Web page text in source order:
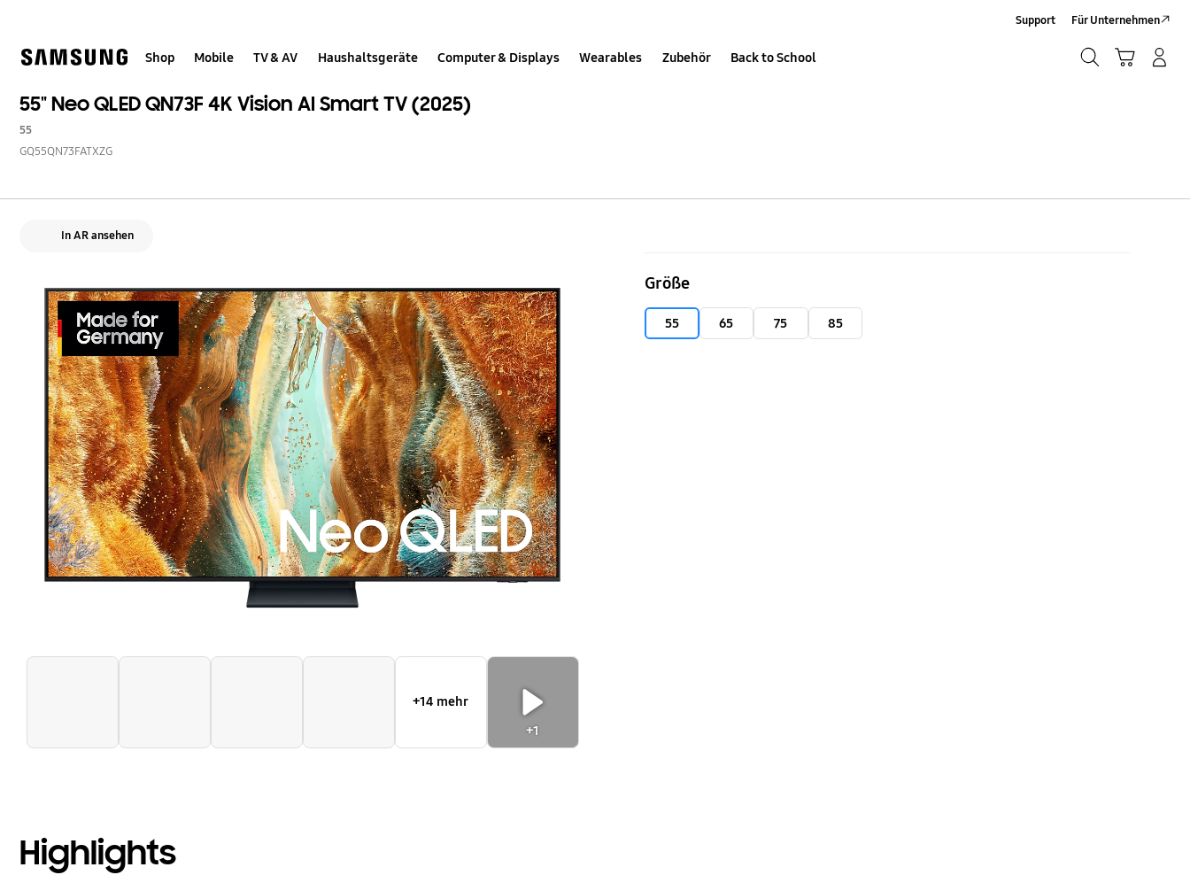
help
Shop Mobile TV & AV Haushaltsgeräte Computer & Displays Wearables Zubehör Back to School
Support Für Unternehmen
55" Neo QLED QN73F 4K Vision AI Smart TV (2025)
55
GQ55QN73FATXZG
QLED
QN73F
+14 mehr
+1
In AR ansehen
Größe
55 65 75 85
Highlights